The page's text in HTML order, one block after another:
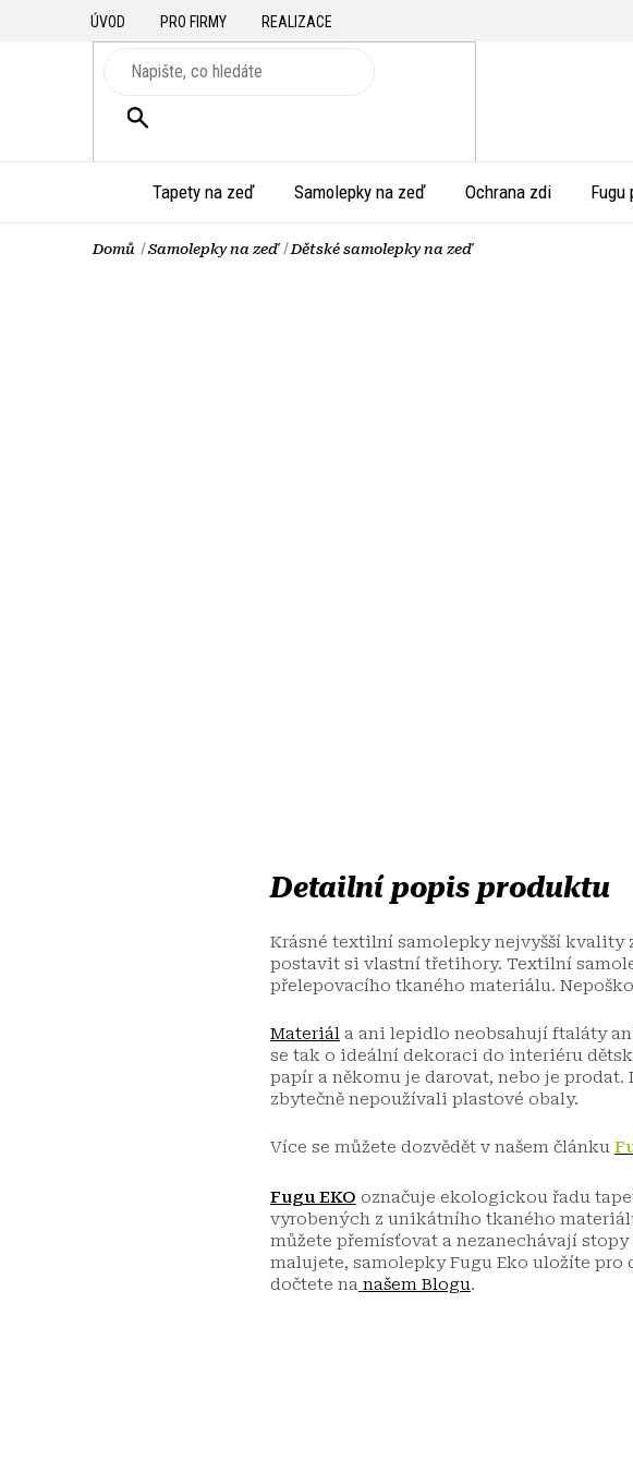
ÚVOD PRO FIRMY REALIZACE
Tapety na zeď Samolepky na zeď Ochrana zdi Fugu
Domů Samolepky na zeď Dětské samolepky na zeď
Detailní popis produktu
Krásné textilní samolepky nejvyšší kvality
postavit si vlastní třetihory. Textilní
přelepovacího tkaného materiálu.
Materiála ani lepidlo neobsahují ftaláty
se tak o ideální dekoraci do interiéru
papír a někomu je darovat, nebo je
zbytečně nepoužívali plastové obaly.
Více se můžete dozvědět v našem článku
Fugu EKO označuje ekologickou řadu
vyrobených z unikátního tkaného
můžete přemísťovat a nezanechávají
malujete, samolepky Fugu Eko uložíte pro
dočtete na našem Blogu.